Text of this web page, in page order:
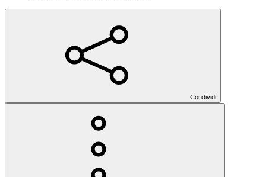
Condividi